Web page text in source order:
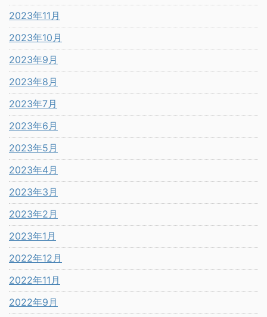
2023年11月
2023年10月
2023年9月
2023年8月
2023年7月
2023年6月
2023年5月
2023年4月
2023年3月
2023年2月
2023年1月
2022年12月
2022年11月
2022年9月